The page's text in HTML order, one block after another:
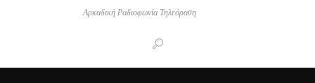
Αρκαδική Ραδιοφωνία Τηλεόραση